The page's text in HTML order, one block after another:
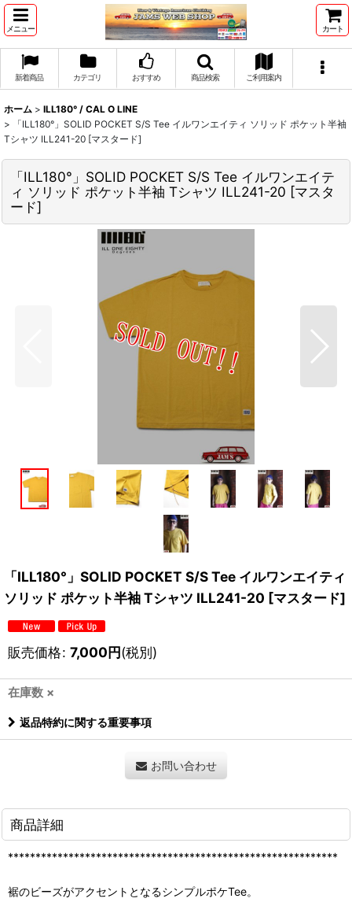
メニュー カート
新着商品 カテゴリ おすすめ 商品検索 ご利用案内
ホーム > ILL180° / CAL O LINE
>
「ILL180°」SOLID POCKET S/S Tee イルワンエイティ ソリッド ポケット半袖
Tシャツ ILL241-20 [マスタード]
「ILL180°」SOLID POCKET S/S Tee イルワンエイテ
ィ ソリッド ポケット半袖 Tシャツ ILL241-20 [マスタ
ード]
「ILL180°」SOLID POCKET S/S Tee イルワンエイティ
ソリッド ポケット半袖 Tシャツ ILL241-20 [マスタード]
販売価格: 7,000円(税別)
在庫数 ×
返品特約に関する重要事項
お問い合わせ
商品詳細
************************************************************
裾のビーズがアクセントとなるシンプルポケTee。